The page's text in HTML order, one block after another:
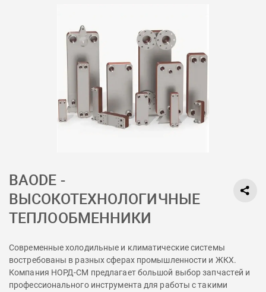
BAODE -
ВЫСОКОТЕХНОЛОГИЧНЫЕ
ТЕПЛООБМЕННИКИ
Современные холодильные и климатические системы
востребованы в разных сферах промышленности и ЖКХ.
Компания НОРД-СМ предлагает большой выбор запчастей и
профессионального инструмента для работы с такими